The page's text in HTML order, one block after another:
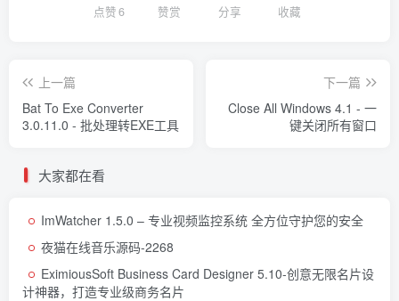
点赞6 赞赏 分享 收藏
上一篇
Bat To Exe Converter
3.0.11.0 - 批处理转EXE工具
下一篇
Close All Windows 4.1 - 一
键关闭所有窗口
大家都在看
ImWatcher 1.5.0 – 专业视频监控系统 全方位守护您的安全
夜猫在线音乐源码-2268
EximiousSoft Business Card Designer 5.10-创意无限名片设
计神器，打造专业级商务名片